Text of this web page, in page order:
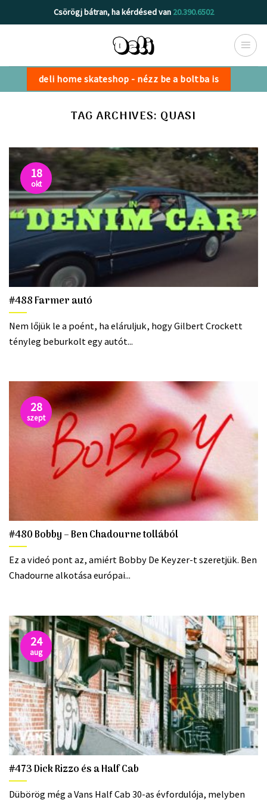
to
Csörögj bátran, ha kérdésed van 20.390.6502
deli home skateshop - nézz be a boltba is
TAG ARCHIVES: QUASI
#488 Farmer autó
Nem lőjük le a poént, ha eláruljuk, hogy Gilbert Crockett
tényleg beburkolt egy autót...
18
okt
#480 Bobby – Ben Chadourne tollából
Ez a videó pont az, amiért Bobby De Keyzer-t szeretjük. Ben
Chadourne alkotása európai...
28
szept
#473 Dick Rizzo és a Half Cab
Dübörög még a Vans Half Cab 30-as évfordulója, melyben
24
aug